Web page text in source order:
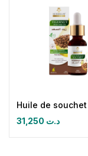
Huile de souchet
د.ت